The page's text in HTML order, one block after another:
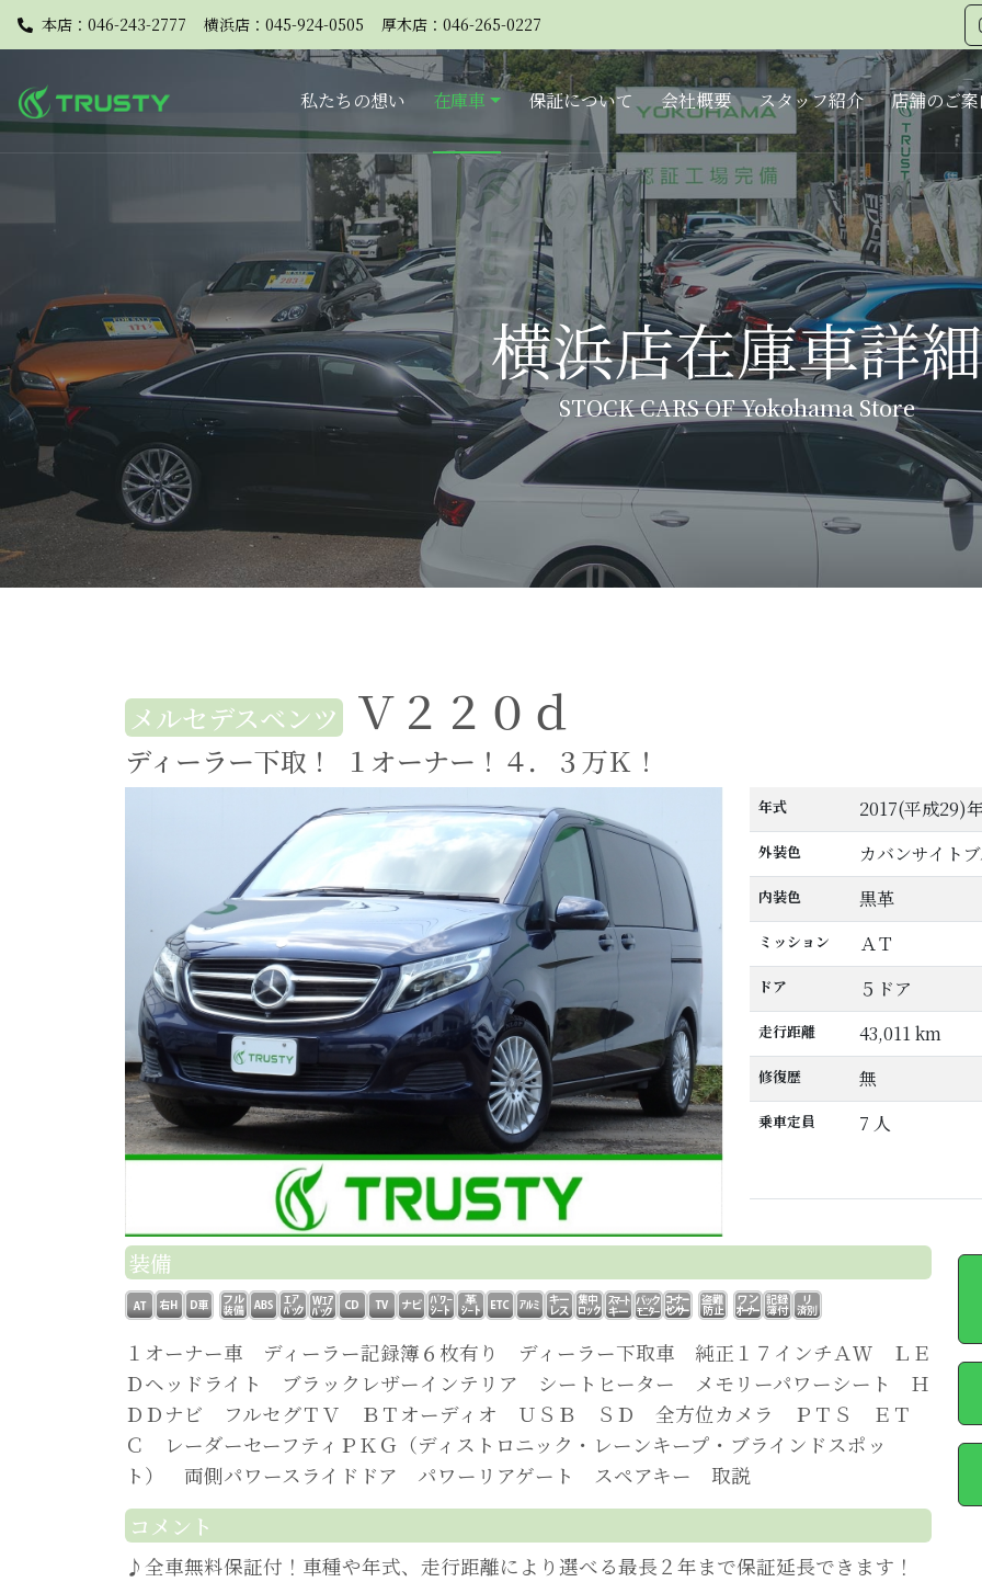
本店：046-243-2777 横浜店：045-924-0505 厚木店：046-265-0227
私たちの想い 在庫車 保証について 会社概要 スタッフ紹介 店舗のご
横浜店在庫車詳細
STOCK CARS OF Yokohama Store
メルセデスベンツ Ｖ２２０ｄ
ディーラー下取！ １オーナー！４．３万Ｋ！
年式 2017(平成29)年
外装色 カバンサイト
内装色 黒革
ミッション ＡＴ
ドア ５ドア
走行距離 43,011 km
修復歴 無
乗車定員 7 人
装備
１オーナー車 ディーラー記録簿６枚有り ディーラー下取車 純正１７インチＡＷ ＬＥ
Ｄヘッドライト ブラックレザーインテリア シートヒーター メモリーパワーシート Ｈ
ＤＤナビ フルセグＴＶ ＢＴオーディオ ＵＳＢ ＳＤ 全方位カメラ ＰＴＳ ＥＴ
Ｃ レーダーセーフティＰＫＧ（ディストロニック・レーンキープ・ブラインドスポッ
ト） 両側パワースライドドア パワーリアゲート スペアキー 取説
コメント
♪全車無料保証付！車種や年式、走行距離により選べる最長２年まで保証延長できます！